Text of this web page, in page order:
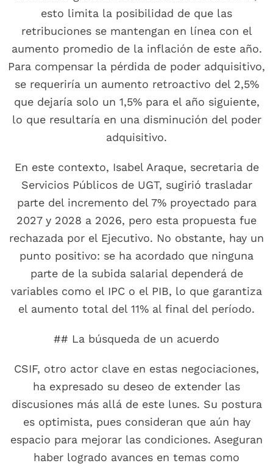
esto limita la posibilidad de que las
retribuciones se mantengan en línea con el
aumento promedio de la inflación de este año.
Para compensar la pérdida de poder adquisitivo,
se requeriría un aumento retroactivo del 2,5%
que dejaría solo un 1,5% para el año siguiente,
lo que resultaría en una disminución del poder
adquisitivo.
En este contexto, Isabel Araque, secretaria de
Servicios Públicos de UGT, sugirió trasladar
parte del incremento del 7% proyectado para
2027 y 2028 a 2026, pero esta propuesta fue
rechazada por el Ejecutivo. No obstante, hay un
punto positivo: se ha acordado que ninguna
parte de la subida salarial dependerá de
variables como el IPC o el PIB, lo que garantiza
el aumento total del 11% al final del período.
## La búsqueda de un acuerdo
CSIF, otro actor clave en estas negociaciones,
ha expresado su deseo de extender las
discusiones más allá de este lunes. Su postura
es optimista, pues consideran que aún hay
espacio para mejorar las condiciones. Aseguran
haber logrado avances en temas como